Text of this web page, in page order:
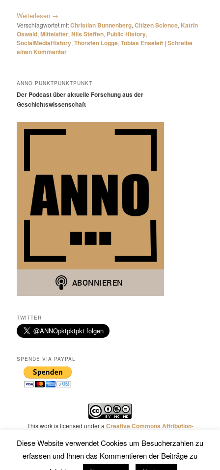
Weiterlesen →
Verschlagwortet mitChristian Bunnenberg,Citizen Science, Katrin
Oswald,Mittelalter,Nils Steffen, Public History,
SocialMediaHistory,Thorsten Logge,Tobias Enseleit |Schreibe
einen Kommentar
ANNO PUNKTPUNKTPUNKT
Der Podcast über aktuelle Forschung aus der
Geschichtswissenschaft
TWITTER
SPENDE VIA PAYPAL
This work is licensed under a Creative Commons Attribution-
Diese Website verwendet Cookies um Besucherzahlen zu
erfassen und Ihnen das Kommentieren der Beiträge zu